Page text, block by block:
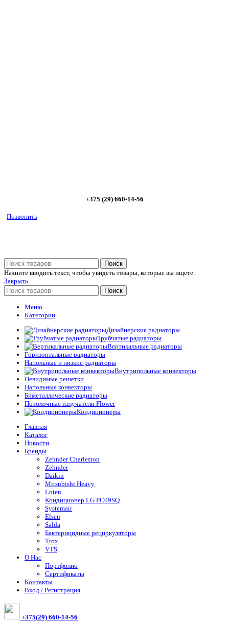
+375 (29) 660-14-56
Позвонить
Поиск
Начните вводить текст, чтобы увидеть товары, которые вы ищете.
Закрыть
Поиск
Меню
Категории
Дизайнерские радиаторы
Трубчатые радиаторы
Вертикальные радиаторы
Горизонтальные радиаторы
Напольные и низкие радиаторы
Внутрипольные конвекторы
Невидимые решетки
Напольные конвекторы
Биметаллические радиаторы
Потолочные излучатели Flower
Кондиционеры
Главная
Каталог
Новости
Бренды
Zehnder Charleston
Zehnder
Daikin
Mitsubishi Heavy
Loten
Кондиционер LG PC09SQ
Systemair
Elsen
Salda
Бактерицидные рециркуляторы
Trox
VTS
О Нас
Портфолио
Сертификаты
Контакты
Вход / Регистрация
+375(29) 660-14-56